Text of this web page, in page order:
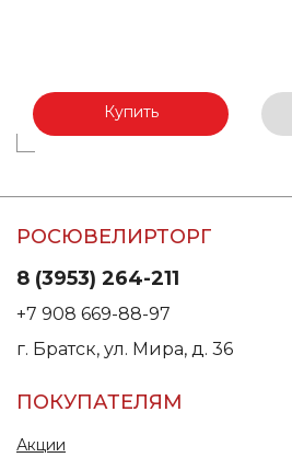
Купить
РОСЮВЕЛИРТОРГ
8 (3953) 264-211
+7 908 669-88-97
г. Братск, ул. Мира, д. 36
ПОКУПАТЕЛЯМ
Акции